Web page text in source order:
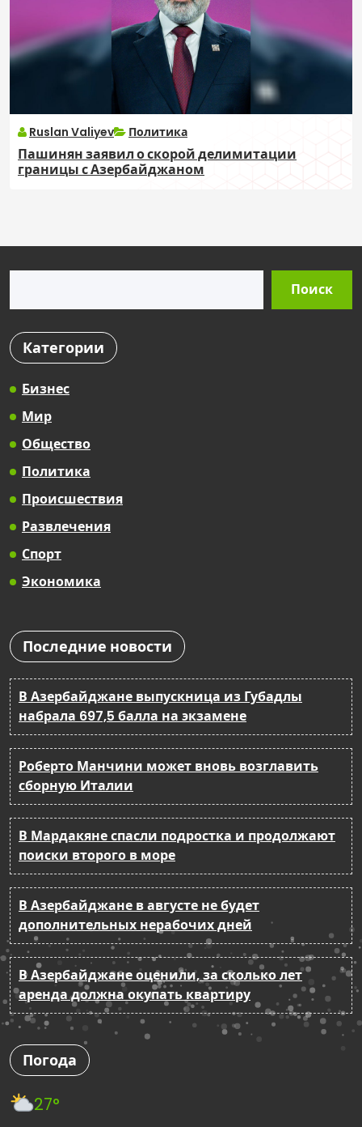
Ruslan Valiyev Политика
Пашинян заявил о скорой делимитации
границы с Азербайджаном
Поиск
Категории
Бизнес
Мир
Общество
Политика
Происшествия
Развлечения
Спорт
Экономика
Последние новости
В Азербайджане выпускница из Губадлы
набрала 697,5 балла на экзамене
Роберто Манчини может вновь возглавить
сборную Италии
В Мардакяне спасли подростка и продолжают
поиски второго в море
В Азербайджане в августе не будет
дополнительных нерабочих дней
В Азербайджане оценили, за сколько лет
аренда должна окупать квартиру
Погода
27°